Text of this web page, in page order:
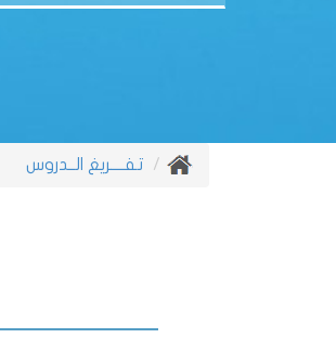
تفــــريغ الــدروس